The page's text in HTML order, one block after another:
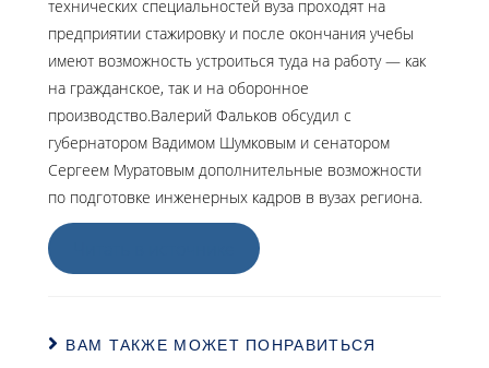
технических специальностей вуза проходят на
предприятии стажировку и после окончания учебы
имеют возможность устроиться туда на работу — как
на гражданское, так и на оборонное
производство.Валерий Фальков обсудил с
губернатором Вадимом Шумковым и сенатором
Сергеем Муратовым дополнительные возможности
по подготовке инженерных кадров в вузах региона.
ВАМ ТАКЖЕ МОЖЕТ ПОНРАВИТЬСЯ